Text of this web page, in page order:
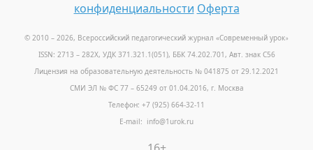
конфиденциальности Оферта
© 2010 – 2026, Всероссийский педагогический журнал «Современный урок»
ISSN: 2713 – 282X, УДК 371.321.1(051), ББК 74.202.701, Авт. знак С56
Лицензия на образовательную деятельность № 041875 от 29.12.2021
СМИ ЭЛ № ФС 77 – 65249 от 01.04.2016, г. Москва
Телефон: +7 (925) 664-32-11
E-mail: info@1urok.ru